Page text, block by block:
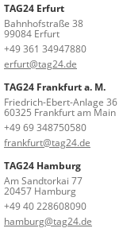
TAG24 Erfurt
Bahnhofstraße 38
99084 Erfurt
+49 361 34947880
erfurt@tag24.de
TAG24 Frankfurt a. M.
Friedrich-Ebert-Anlage 36
60325 Frankfurt am Main
+49 69 348750580
frankfurt@tag24.de
TAG24 Hamburg
Am Sandtorkai 77
20457 Hamburg
+49 40 228608090
hamburg@tag24.de